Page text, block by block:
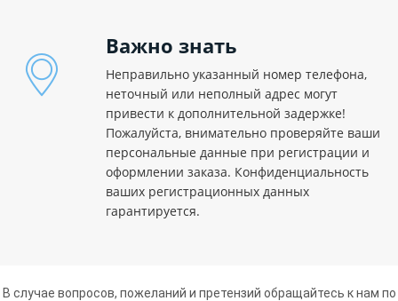
Важно знать
Неправильно указанный номер телефона,
неточный или неполный адрес могут
привести к дополнительной задержке!
Пожалуйста, внимательно проверяйте ваши
персональные данные при регистрации и
оформлении заказа. Конфиденциальность
ваших регистрационных данных
гарантируется.
В случае вопросов, пожеланий и претензий обращайтесь к нам по